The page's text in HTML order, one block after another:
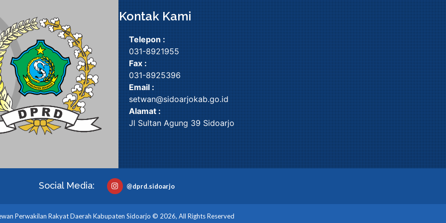
Kontak Kami
Telepon :
031-8921955
Fax :
031-8925396
Email :
setwan@sidoarjokab.go.id
Alamat :
Jl Sultan Agung 39 Sidoarjo
Social Media: @dprd.sidoarjo
Perwakilan Rakyat Daerah Kabupaten Sidoarjo © 2026, All Rights Reserved